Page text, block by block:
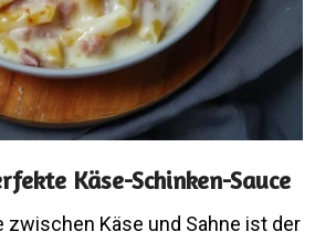
Käse-Schinken-Sauce
zwischen Käse und Sahne ist der